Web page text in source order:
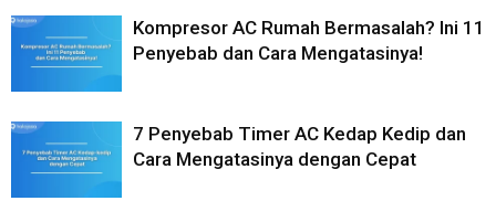
Kompresor AC Rumah Bermasalah? Ini 11
Penyebab dan Cara Mengatasinya!
7 Penyebab Timer AC Kedap Kedip dan
Cara Mengatasinya dengan Cepat